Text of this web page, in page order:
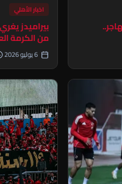
اخبار الأهلي
بيراميدز
من الكرمة